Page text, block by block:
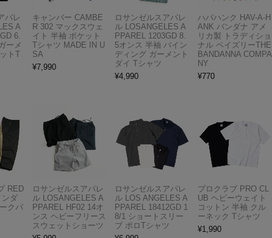
パレ
A
6.
ーメ
トT
キャンバー CAMBE
R 302 マックスウェ
イト 半袖 ポケット
Tシャツ MADE IN U
SA
¥7,990
ロサンゼルスアパレ
ル LOSANGELES A
PPAREL 1203GD 8.
5オンス 半袖 バイン
ディング ガーメント
ダイ Tシャツ
¥4,990
ハバハンク HAV-A-H
ANK バンダナ アメ
リカ製 トラディショ
ナル ペイズリーTHE
BANDANNA COMPA
NY
¥770
RED
ンダ
クパ
ロサンゼルスアパレ
ル LOSANGELES A
PPAREL HF02 14オ
ンス ヘビーフリース
スウェットショーツ
ロサンゼルスアパレ
ル LOS ANGELES A
PPAREL 18412GD 1
8/1 ショートスリー
ブ ポロTシャツ
プロクラブ PRO CL
UB ヘビーウェイト
コットン 半袖 クル
ーネック Tシャツ
¥1,990